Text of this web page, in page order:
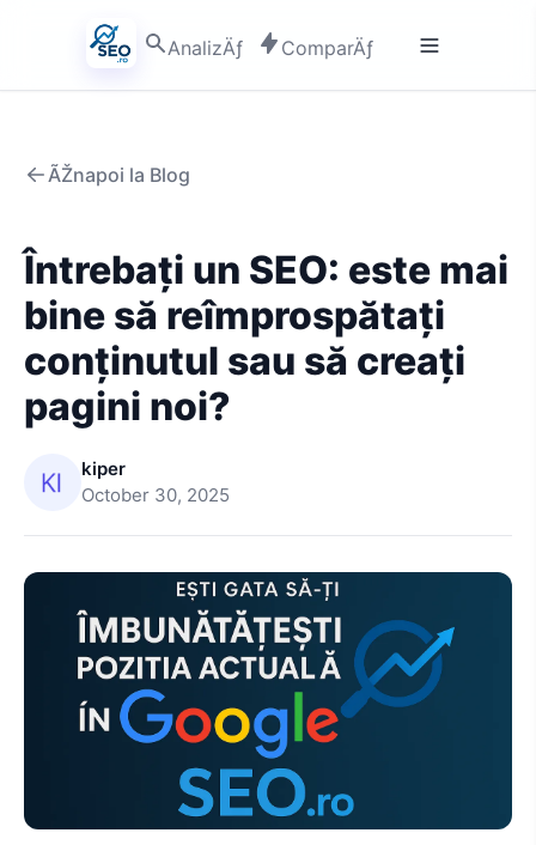
AnalizÄƒ ComparÄƒ
ÃŽnapoi la Blog
Întrebați un SEO: este mai
bine să reîmprospătați
conținutul sau să creați
pagini noi?
kiper
October 30, 2025